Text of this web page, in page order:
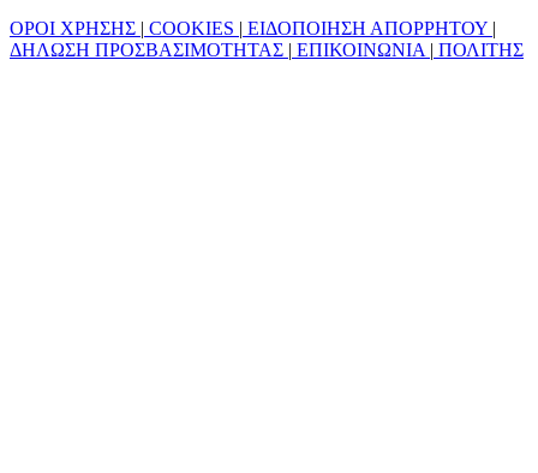
ΟΡΟΙ ΧΡΗΣΗΣ | COOKIES | ΕΙΔΟΠΟΙΗΣΗ ΑΠΟΡΡΗΤΟΥ |
ΔΗΛΩΣΗ ΠΡΟΣΒΑΣΙΜΟΤΗΤΑΣ | ΕΠΙΚΟΙΝΩΝΙΑ | ΠΟΛΙΤΗΣ